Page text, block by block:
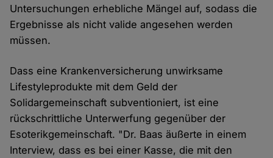
Untersuchungen erhebliche Mängel auf, sodass die
Ergebnisse als nicht valide angesehen werden
müssen.
Dass eine Krankenversicherung unwirksame
Lifestyleprodukte mit dem Geld der
Solidargemeinschaft subventioniert, ist eine
rückschrittliche Unterwerfung gegenüber der
Esoterikgemeinschaft. "Dr. Baas äußerte in einem
Interview, dass es bei einer Kasse, die mit den